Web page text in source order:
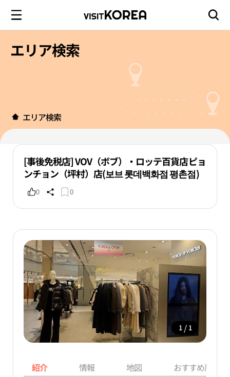
エリア検索
エリア検索
[事後免税店] VOV（ボブ）・ロッテ百貨店ピョ
ンチョン（坪村）店(보브 롯데백화점 평촌점)
0 0
1 / 1
紹介 情報 地図 おすすめ周辺